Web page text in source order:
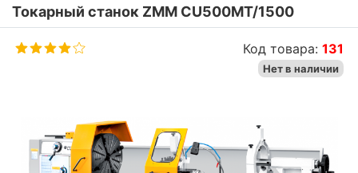
Токарный станок ZMM CU500MT/1500
Код товара:131
Нет в наличии